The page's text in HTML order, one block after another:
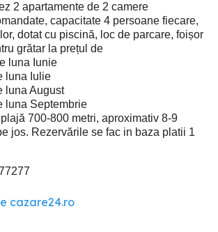
2 apartamente de 2 camere
capacitate 4 persoane fiecare,
dotat cu piscină, loc de parcare, foișor
grătar la prețul de
luna Iunie
luna Iulie
luna August
luna Septembrie
700-800 metri, aproximativ 8-9
jos. Rezervările se fac in baza platii 1
cazare24.ro